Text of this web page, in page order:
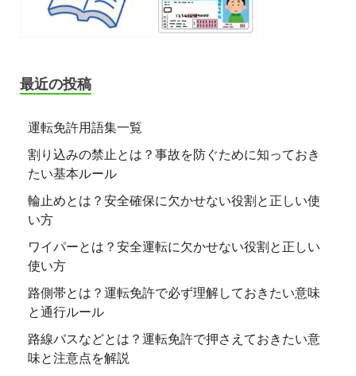
最近の投稿
運転免許用語集一覧
割り込みの禁止とは？事故を防ぐために知っておき
たい基本ルール
輪止めとは？安全確保に欠かせない役割と正しい使
い方
ワイパーとは？安全運転に欠かせない役割と正しい
使い方
路側帯とは？運転免許で必ず理解しておきたい意味
と通行ルール
路線バスなどとは？運転免許で押さえておきたい意
味と注意点を解説